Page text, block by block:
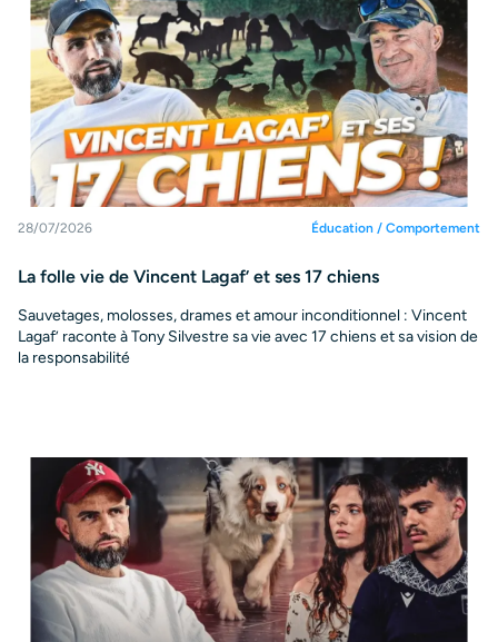
28/07/2026 Éducation / Comportement
La folle vie de Vincent Lagaf’ et ses 17 chiens
Sauvetages, molosses, drames et amour inconditionnel : Vincent
Lagaf’ raconte à Tony Silvestre sa vie avec 17 chiens et sa vision de
la responsabilité